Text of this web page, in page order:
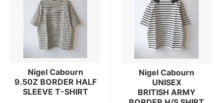
Nigel Cabourn
9.50Z BORDER HALF
SLEEVE T-SHIRT
Nigel Cabourn
UNISEX
BRITISH ARMY